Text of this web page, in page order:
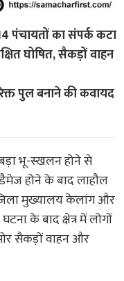
पंचायतों का संपर्क कटा
घोषित, सैकड़ों वाहन
पुल बनाने की कवायद
भू-स्खलन होने से
डैमेज होने के बाद लाहौल
मुख्यालय केलांग और
के बाद क्षेत्र में लोगों
सैकड़ों वाहन और